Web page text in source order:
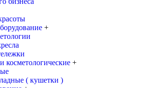
+
косметологические +
( кушетки )